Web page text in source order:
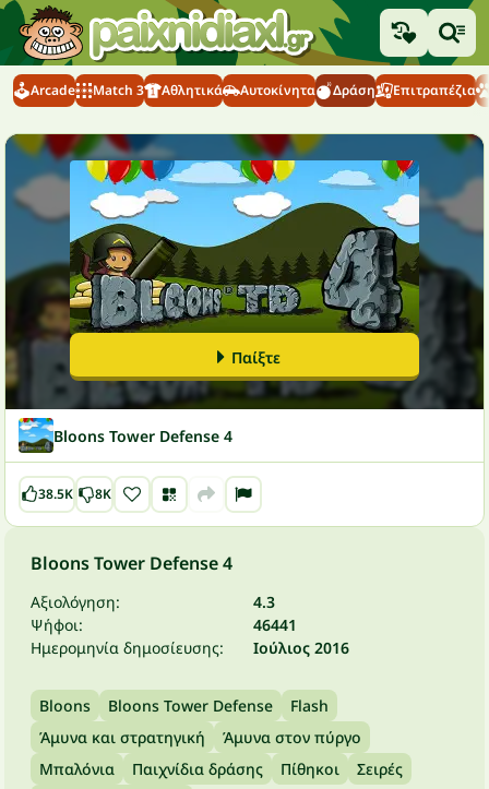
Arcade Match 3 Αθλητικά Αυτοκίνητα Δράση Επιτραπέζια
Παίξτε
Bloons Tower Defense 4
38.5K 8K
Bloons Tower Defense 4
Αξιολόγηση:
4.3
Ψήφοι:
46441
Ημερομηνία δημοσίευσης:
Ιούλιος 2016
Bloons Bloons Tower Defense
Flash
Άμυνα και στρατηγική
Άμυνα στον πύργο
Μπαλόνια
Παιχνίδια δράσης Πίθηκοι
Σειρές